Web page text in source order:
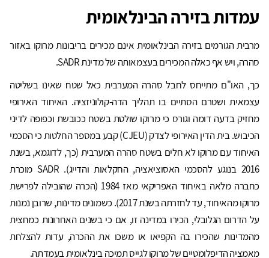
עמדות בזירה הבינלאומית
מרבית הגורמים בזירה הבינלאומית אינם מכירים בריבונות מרוקו באזור
סהרה, ויש אף כאלה המכירים בעצמאותה של מדינת SADR.
כך, האו"ם מתייחס לחבל סהרה המערבית כאל שטח שאינו בשליטה
עצמאית ושטרם הסתיים בו תהליך הדה-קולוניזציה. האיחוד האירופי
מחזיק בדעה דומה וגורס כי מרוקו שולטת בשטח ככובשת וכפופה לדיני
הכיבוש. בית הדין האירופי לצדק (CJEU) קבע במספר החלטות כי הסכמי
האיחוד עם מרוקו לא חלים בשטח סהרה המערבית (כך, לדוגמא, בשנת
2016 בנוגע להסכמי האסוציאציה, החקלאות והדייג). SADR מוכרת
כחברה מלאה באיחוד האפריקאי מאז 1984 (הכרה שהובילה לפרישת
מרוקו מהאיחוד, עד לחזרתה בשנת 2017). כשמונים מדינות, שרובן נמנות
על הדרום הגלובלי, הכירו במדינה זו, אם כי בשנים האחרונות כמחצית
מהמדינות שהכירו בה הקפיאו או משכו את ההכרה, עדות להצלחת
מאמציה הדיפלומטיים של מרוקו לגייס תמיכה בינלאומית בעמדתה.